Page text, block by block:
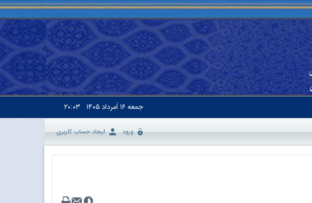
جمعه۱۶ اَمرداد ۱۴۰۵ ۲۰:۰۳
ورود ایجاد حساب کاربری